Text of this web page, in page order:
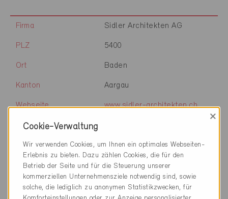
Firma Sidler Architekten AG
PLZ 5400
Ort Baden
Kanton Aargau
Webseite www.sidler-architekten.ch
Firma Corasin AG
PLZ 5032
Ort Aarau Rohr
Cookie-Verwaltung
×
Wir verwenden Cookies, um Ihnen ein optimales Webseiten-
Erlebnis zu bieten. Dazu zählen Cookies, die für den
Betrieb der Seite und für die Steuerung unserer
kommerziellen Unternehmensziele notwendig sind, sowie
solche, die lediglich zu anonymen Statistikzwecken, für